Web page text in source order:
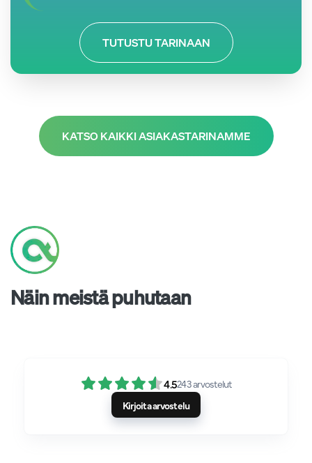
TUTUSTU TARINAAN
KATSO KAIKKI ASIAKASTARINAMME
Näin meistä puhutaan
4.5243arvostelut
Kirjoita arvostelu